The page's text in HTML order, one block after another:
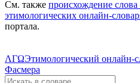
См. также происхождение
этимологических онлайн-
портала.
ΛΓΩЭтимологический онлайн-
Фасмера